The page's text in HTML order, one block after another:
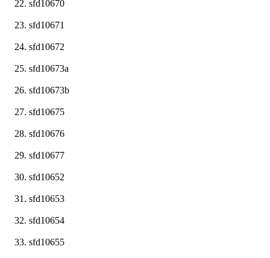
sfd10670
sfd10671
sfd10672
sfd10673a
sfd10673b
sfd10675
sfd10676
sfd10677
sfd10652
sfd10653
sfd10654
sfd10655